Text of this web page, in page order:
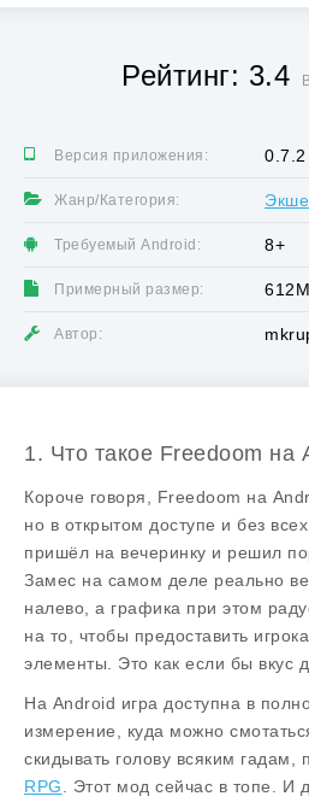
Рейтинг: 3.4
Версия приложения: 0.7.2
Жанр/Категория:
Требуемый Android: 8+
Примерный размер:
Автор:
1. Что такое Freedoom на
Короче говоря, Freedoom на
но в открытом доступе и без
пришёл на вечеринку и решил
Замес на самом деле реально
налево, а графика при этом
на то, чтобы предоставить
элементы. Это как если бы вкус
На Android игра доступна в
измерение, куда можно
скидывать голову всяким
RPG . Этот мод сейчас в топе. И